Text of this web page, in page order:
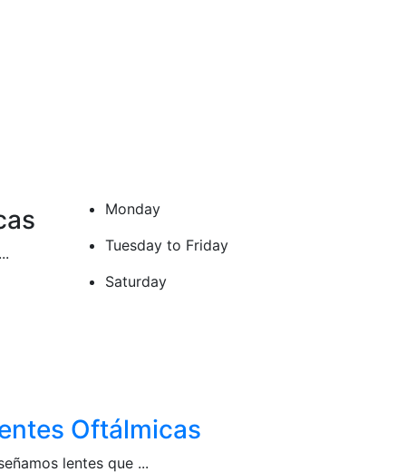
Monday
Tuesday to Friday
Saturday
Oftálmicas
lentes que ...